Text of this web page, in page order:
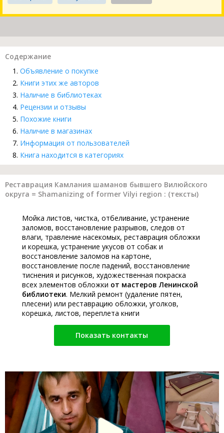
Содержание
Объявление о покупке
Книги этих же авторов
Наличие в библиотеках
Рецензии и отзывы
Похожие книги
Наличие в магазинах
Информация от пользователей
Книга находится в категориях
Реставрация Камлания шаманов бывшего Вилюйского
округа = Shamanizing of former Vilyi region : (тексты)
Мойка листов, чистка, отбеливание, устранение
заломов, восстановление разрывов, следов от
влаги, травление насекомых, реставрация обложки
и корешка, устранение укусов от собак и
восстановление заломов на картоне,
восстановление после падений, восстановление
тиснения и рисунков, художественная покраска
всех элементов обложки от мастеров Ленинской
библиотеки. Мелкий ремонт (удаление пятен,
плесени) или реставрацию обложки, уголков,
корешка, листов, переплета книги
Показать контакты